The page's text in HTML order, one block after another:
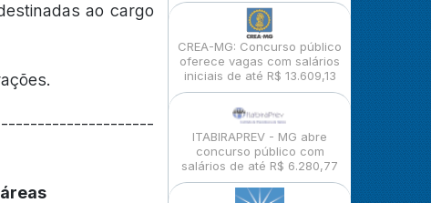
ao cargo
CREA-MG: Concurso público
oferece vagas com salários
iniciais de até R$ 13.609,13
ITABIRAPREV - MG abre
concurso público com
salários de até R$ 6.280,77